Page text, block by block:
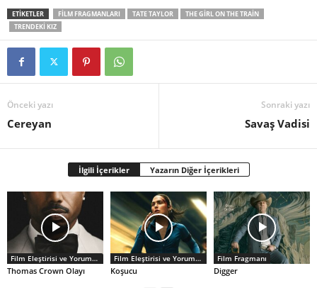
ETİKETLER FILM FRAGMANLARI TATE TAYLOR
THE GIRL ON THE TRAIN
TRENDEKI KIZ
Önceki yazı
Cereyan
Sonraki yazı
Savaş Vadisi
İlgili İçerikler Yazarın Diğer İçerikleri
Film Eleştirisi ve Yorumlar
Thomas Crown Olayı
Film Eleştirisi ve Yorumlar
Koşucu
Film Fragmanı
Digger